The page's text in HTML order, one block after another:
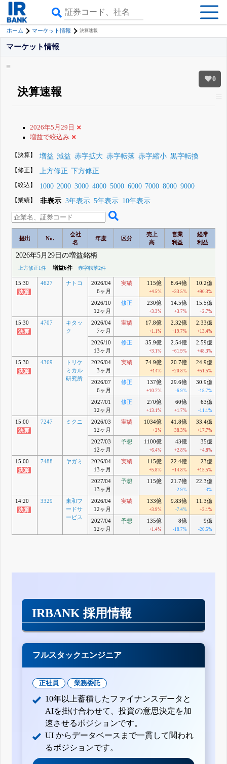
ホーム マーケット情報 決算速報
0
マーケット情報
決算速報
2026年5月29日
増益で絞込み
【決算】 増益 減益 赤字拡大 赤字転落 赤字縮小 黒字転換
【修正】 上方修正 下方修正
【絞込】 1000 2000 3000 4000 5000 6000 7000 8000 9000
【業績】 非表示 3年表示 5年表示 10年表示
提出 No.
会社
名
年度 区分
売上
高
営業
利益
経常
利益
2026年5月29日の増益銘柄
上方修正1件 増益6件 赤字転落2件
15:30 4627 ナトコ
2026/04
6ヶ月
実績 115億
+4.5%
8.64億
+33.5%
10.2億
+90.3%
2026/10
12ヶ月
修正 230億
+3.3%
14.5億
+3.7%
15.5億
+2.7%
15:30 4707
キタッ
ク
2026/04
7ヶ月
実績 17.8億
+1.1%
2.32億
+19.7%
2.33億
+13.4%
2026/10
13ヶ月
修正 35.9億
+3.1%
2.54億
+61.9%
2.59億
+48.3%
15:30 4369
トリケ
ミカル
研究所
2026/04
3ヶ月
実績 74.9億
+14%
20.7億
+20.8%
24.9億
+51.5%
2026/07
6ヶ月
修正 137億
+10.7%
29.6億
-6.9%
30.9億
-18.7%
2027/01
12ヶ月
修正 270億
+13.1%
60億
+1.7%
63億
-11.1%
15:00 7247 ミクニ
2026/03
12ヶ月
実績 1034億
+2%
41.8億
+38.3%
33.4億
+17.7%
2027/03
12ヶ月
予想 1100億
+6.4%
43億
+2.8%
35億
+4.8%
15:00 7488 ヤガミ
2026/04
13ヶ月
実績 115億
+5.8%
22.4億
+14.8%
23億
+15.5%
2027/04
13ヶ月
予想 115億 21.7億
-2.9%
22.3億
-3%
14:20 3329
東和フ
ードサ
ービス
2026/04
12ヶ月
実績 133億
+3.9%
9.83億
-7.4%
11.3億
+3.1%
2027/04
12ヶ月
予想 135億
+1.4%
8億
-18.7%
9億
-20.5%
IRBANK 採用情報
フルスタックエンジニア
正社員 業務委託
10年以上蓄積したファイナンスデータと
AIを掛け合わせて、投資の意思決定を加
速させるポジションです。
UI からデータベースまで一貫して関われ
るポジションです。